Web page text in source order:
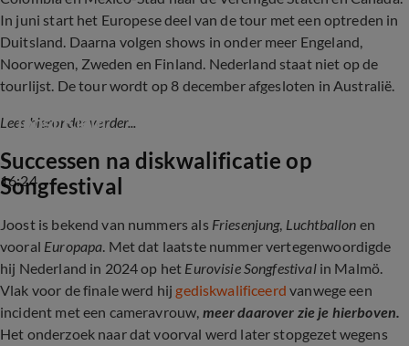
In juni start het Europese deel van de tour met een optreden in
Duitsland. Daarna volgen shows in onder meer Engeland,
Noorwegen, Zweden en Finland. Nederland staat niet op de
tourlijst. De tour wordt op 8 december afgesloten in Australië.
Lees hieronder verder...
16:24
De Shownieuws-tafel over diskwalificatie
Joost Klein
Successen na diskwalificatie op
Songfestival
Joost is bekend van nummers als Friesenjung, Luchtballon en
vooral Europapa. Met dat laatste nummer vertegenwoordigde
hij Nederland in 2024 op het Eurovisie Songfestivalin Malmö.
Vlak voor de finale werd hij gediskwalificeerdvanwege een
incident met een cameravrouw, meer daarover zie je hierboven.
Het onderzoek naar dat voorval werd later stopgezet wegens